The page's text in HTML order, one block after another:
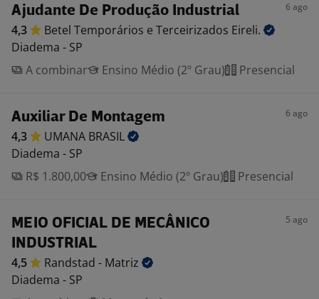
Ajudante De Produção Industrial 6 ago
4,3 Betel Temporários e Terceirizados Eireli.
Diadema - SP
A combinar
Ensino Médio (2º Grau) Presencial
Auxiliar De Montagem 6 ago
4,3 UMANA BRASIL
Diadema - SP
R$ 1.800,00
Ensino Médio (2º Grau) Presencial
MEIO OFICIAL DE MECÂNICO
INDUSTRIAL
5 ago
4,5 Randstad - Matriz
Diadema - SP